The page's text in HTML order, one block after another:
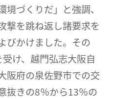
づくりだ」と強調、
撃を跳ね返し諸要求を
びかけました。その
け、越門弘志大阪自
阪府の泉佐野市での交
抜きの8％から13％の